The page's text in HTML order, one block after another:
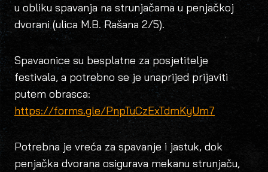
u obliku spavanja na strunjačama u penjačkoj
dvorani (ulica M.B. Rašana 2/5).
Spavaonice su besplatne za posjetitelje
festivala, a potrebno se je unaprijed prijaviti
putem obrasca:
https://forms.gle/PnpTuCzExTdmKyUm7
Potrebna je vreća za spavanje i jastuk, dok
penjačka dvorana osigurava mekanu strunjaču,